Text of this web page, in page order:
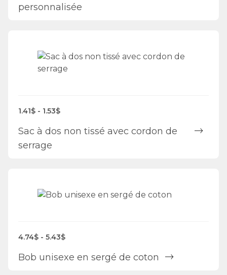
personnalisée
1.41$ - 1.53$
Sac à dos non tissé avec cordon de
serrage
4.74$ - 5.43$
Bob unisexe en sergé de coton